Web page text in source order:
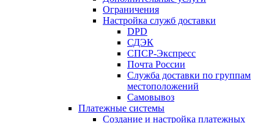
Ограничения
Настройка служб доставки
DPD
СДЭК
СПСР-Экспресс
Почта России
Служба доставки по группам
местоположений
Самовывоз
Платежные системы
Создание и настройка платежных